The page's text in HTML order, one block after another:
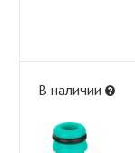
В наличии